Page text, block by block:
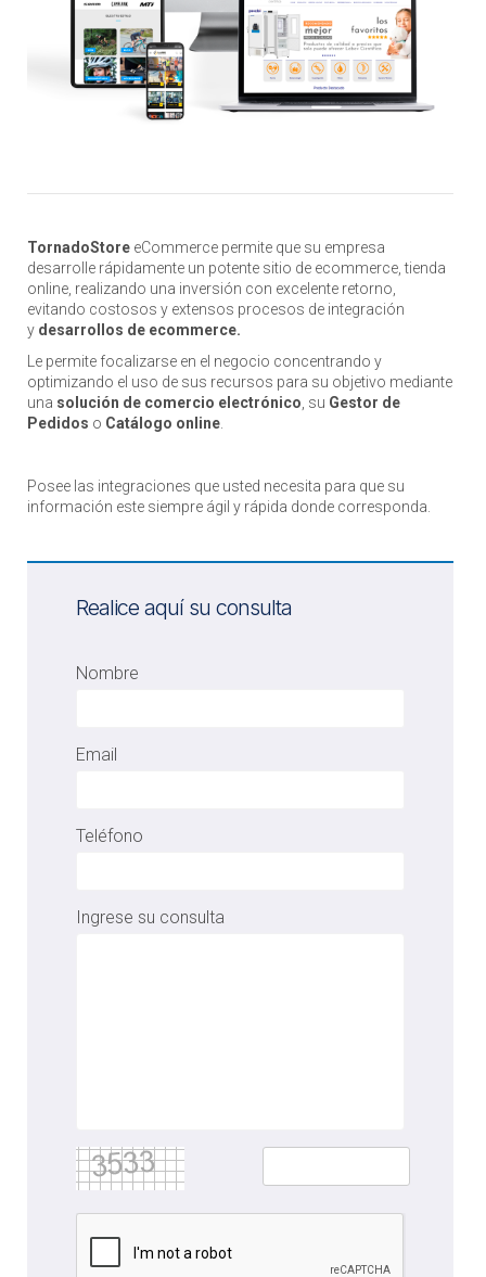
TornadoStore eCommerce permite que su empresa
desarrolle rápidamente un potente sitio de ecommerce, tienda
online, realizando una inversión con excelente retorno,
evitando costosos y extensos procesos de integración
y desarrollos de ecommerce.
Le permite focalizarse en el negocio concentrando y
optimizando el uso de sus recursos para su objetivo mediante
una solución de comercio electrónico , su Gestor de
Pedidos o Catálogo online
Posee las integraciones que usted necesita para que su
información este siempre ágil y rápida donde corresponda.
Realice aquí su consulta
Nombre
Email
Teléfono
Ingrese su consulta